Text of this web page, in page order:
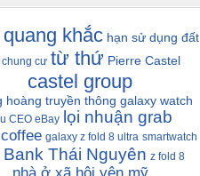
khắc hạn sử dụng đất
chung cư từ thứ Pierre Castel
castel group
hoàng truyền thông galaxy watch
CEO eBay lọi nhuận grab
galaxy z fold 8 ultra smartwatch
Bank Thái Nguyên z fold 8